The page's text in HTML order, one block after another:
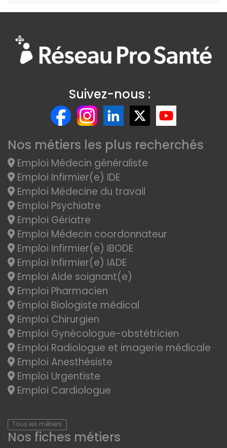
Suivez-nous :
Nos métiers les plus recherchés
Emploi Médecin généraliste
Emploi Infirmier(e) IDE
Emploi Médecine du travail
Emploi Psychiatre
Emploi Gériatre
Emploi Médecin coordonnateur
Emploi Infirmier(e) IBODE
Emploi Infirmier(e) IADE
Emploi Aide soignant(e)
Emploi Pharmacien
Emploi Biologiste médical
Emploi Chirurgien
Emploi Gynécologue-obstétricien
Emploi Radiologue et imagerie médicale
Emploi Anesthésiste
Emploi Urgentiste
Emploi Cardiologue
Tous les métiers
Nos fiches métiers